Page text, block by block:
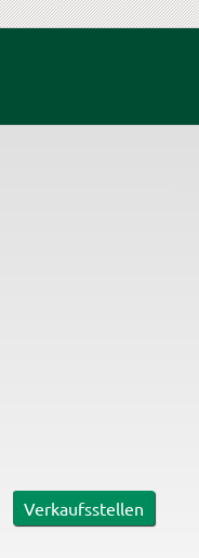
Verkaufsstellen